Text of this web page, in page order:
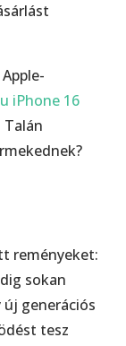
iPhone 16
reményeket:
sokan
új generációs
tesz